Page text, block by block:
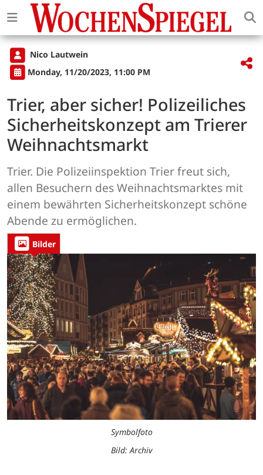
Nico Lautwein
Monday, 11/20/2023, 11:00 PM
Trier, aber sicher! Polizeiliches
Sicherheitskonzept am Trierer
Weihnachtsmarkt
Trier. Die Polizeiinspektion Trier freut sich,
allen Besuchern des Weihnachtsmarktes mit
einem bewährten Sicherheitskonzept schöne
Abende zu ermöglichen.
Bilder
Symbolfoto
Bild: Archiv